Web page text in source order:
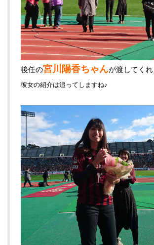
後任の宮川陽香ちゃんが渡してくれ
彼女の紹介は追ってしますね♪